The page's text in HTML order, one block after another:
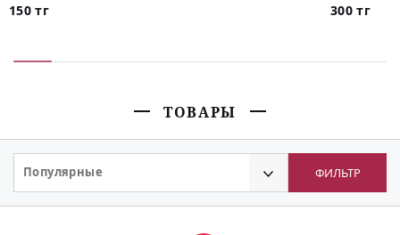
150 тг 300 тг
ТОВАРЫ
Популярные ФИЛЬТР